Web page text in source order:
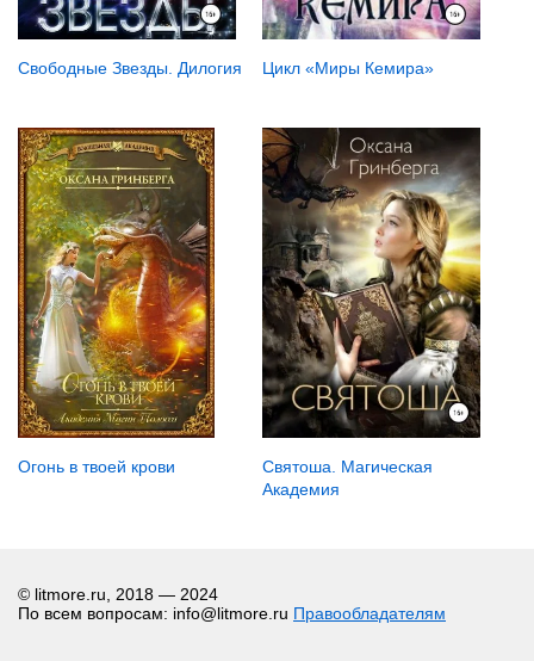
Свободные Звезды. Дилогия Цикл «Миры Кемира»
Огонь в твоей крови
Святоша. Магическая
Академия
© litmore.ru, 2018 — 2024
По всем вопросам: info@litmore.ru Правообладателям